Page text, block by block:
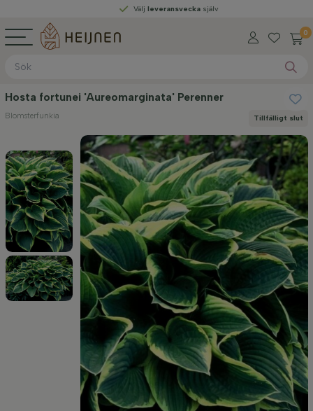
leveransveckasjälv
0
Hosta fortunei 'Aureomarginata' Perenner
Blomsterfunkia Tillfälligt slut